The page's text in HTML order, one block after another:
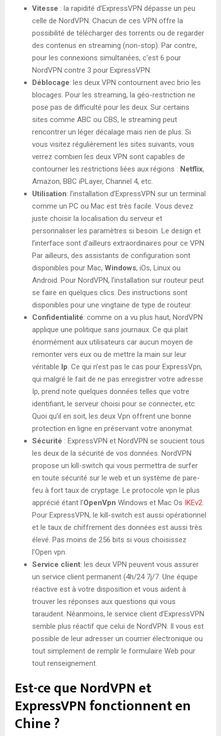
Vitesse : la rapidité d’ExpressVPN dépasse un peu
celle de NordVPN. Chacun de ces VPN offre la
possibilité de télécharger des torrents ou de regarder
des contenus en streaming (non-stop). Par contre,
pour les connexions simultanées, c’est 6 pour
NordVPN contre 3 pour ExpressVPN.
Déblocage: les deux VPN contournent avec brio les
blocages. Pour les streaming, la géo-restriction ne
pose pas de difficulté pour les deux. Sur certains
sites comme ABC ou CBS, le streaming peut
rencontrer un léger décalage mais rien de plus. Si
vous visitez régulièrement les sites suivants, vous
verrez combien les deux VPN sont capables de
contourner les restrictions liées aux régions : Netflix,
Amazon, BBC iPLayer, Channel 4, etc.
Utilisation: l’installation d’ExpressVPN sur un terminal
comme un PC ou Mac est très facile. Vous devez
juste choisir la localisation du serveur et
personnaliser les paramètres si besoin. Le design et
l’interface sont d’ailleurs extraordinaires pour ce VPN.
Par ailleurs, des assistants de configuration sont
disponibles pour Mac, Windows, iOs, Linux ou
Android. Pour NordVPN, l’installation sur routeur peut
se faire en quelques clics. Des instructions sont
disponibles pour une vingtaine de type de routeur.
Confidentialité: comme on a vu plus haut, NordVPN
applique une politique sans journaux. Ce qui plait
énormément aux utilisateurs car aucun moyen de
remonter vers eux ou de mettre la main sur leur
véritable Ip. Ce qui n’est pas le cas pour ExpressVpn,
qui malgré le fait de ne pas enregistrer votre adresse
Ip, prend note quelques données telles que votre
identifiant, le serveur choisi pour se connecter, etc.
Quoi qu’il en soit, les deux Vpn offrent une bonne
protection en ligne en préservant votre anonymat.
Sécurité : ExpressVPN et NordVPN se soucient tous
les deux de la sécurité de vos données. NordVPN
propose un kill-switch qui vous permettra de surfer
en toute sécurité sur le web et un système de pare-
feu à fort taux de cryptage. Le protocole vpn le plus
apprécié étant l’OpenVpn Windows et Mac Os IKEv2.
Pour ExpressVPN, le kill-switch est aussi opérationnel
et le taux de chiffrement des données est aussi très
élevé. Pas moins de 256 bits si vous choisissez
l’Open vpn.
Service client: les deux VPN peuvent vous assurer
un service client permanent (4h/24 7j/7. Une équipe
réactive est à votre disposition et vous aident à
trouver les réponses aux questions qui vous
taraudent. Néanmoins, le service client d’ExpressVPN
semble plus réactif que celui de NordVPN. Il vous est
possible de leur adresser un courrier électronique ou
tout simplement de remplir le formulaire Web pour
tout renseignement.
Est-ce que NordVPN et
ExpressVPN fonctionnent en
Chine ?